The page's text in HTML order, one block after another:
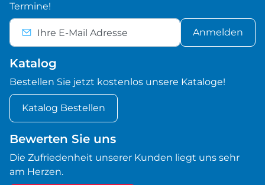
Termine!
Anmelden
Katalog
Bestellen Sie jetzt kostenlos unsere Kataloge!
Katalog Bestellen
Bewerten Sie uns
Die Zufriedenheit unserer Kunden liegt uns sehr
am Herzen.